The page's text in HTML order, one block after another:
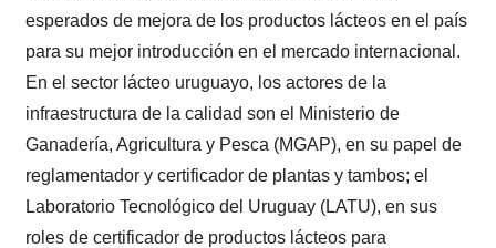
esperados de mejora de los productos lácteos en el país
para su mejor introducción en el mercado internacional.
En el sector lácteo uruguayo, los actores de la
infraestructura de la calidad son el Ministerio de
Ganadería, Agricultura y Pesca (MGAP), en su papel de
reglamentador y certificador de plantas y tambos; el
Laboratorio Tecnológico del Uruguay (LATU), en sus
roles de certificador de productos lácteos para